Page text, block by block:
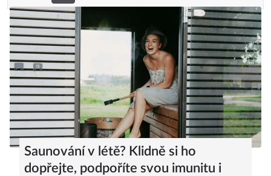
Saunování v létě? Klidně si ho
dopřejte, podpoříte svou imunitu i